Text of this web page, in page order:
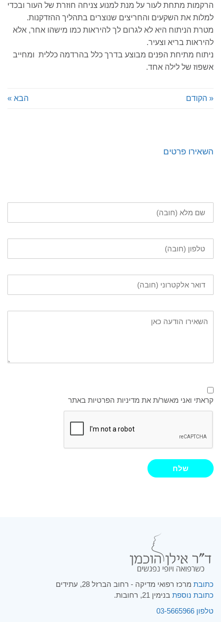
הרקמות מתחת לעור על מנת למנוע צניחה חוזרת של העור ובכדי
למלות את השקעים והחריצים שנוצרים בתהליך ההזדקנות.
מטרת הניתוח היא לא לגרום לך להיראות כמו מישהו אחר, אלא
להיראות בריא וצעיר.
ניתוח מתיחת הפנים מבוצע בדרך כלל בהרדמה כללית ומחייב
אשפוז של לילה אחד.
« הקודם הבא »
השאירו פרטים
קראתי ואני מאשר/ת את מדיניות הפרטיות באתר
שלח
כתובת מרכז רפואי מדיקה - רחוב הברזל 28, עתידים
כתובת נוספת בנימין 21, רחובות.
טלפון 03-5665966